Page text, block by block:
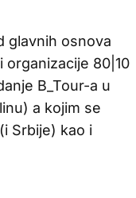
glavnih osnova
organizacije 80|10
B_Tour-a u
a kojim se
Srbije) kao i